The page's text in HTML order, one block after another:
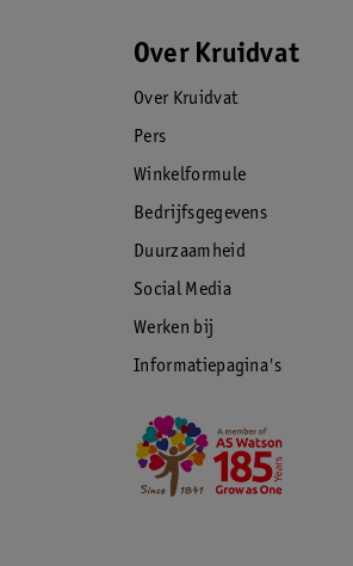
Over Kruidvat
Over Kruidvat
Pers
Winkelformule
Bedrijfsgegevens
Duurzaamheid
Social Media
Werken bij
Informatiepagina's